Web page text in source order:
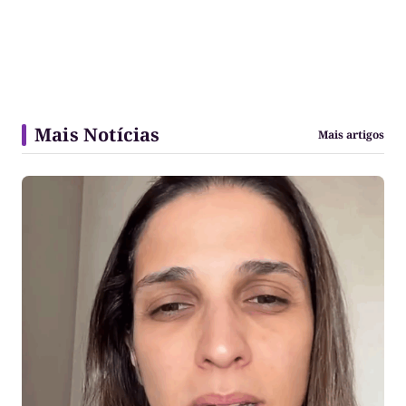
Mais Notícias Mais artigos